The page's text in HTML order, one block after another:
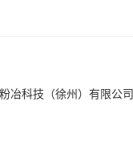
冶科技（徐州）有限公司